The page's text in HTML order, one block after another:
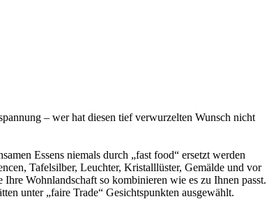
– wer hat diesen tief verwurzelten Wunsch nicht
Essens niemals durch „fast food“ ersetzt werden
Tafelsilber, Leuchter, Kristalllüster, Gemälde und vor
Wohnlandschaft so kombinieren wie es zu Ihnen passt.
unter „faire Trade“ Gesichtspunkten ausgewählt.